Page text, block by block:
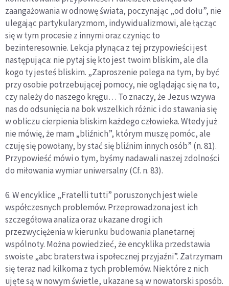
zaangażowania w odnowę świata, poczynając „od dołu”, nie
ulegając partykularyzmom, indywidualizmowi, ale łącząc
się w tym procesie z innymi oraz czyniąc to
bezinteresownie. Lekcja płynąca z tej przypowieści jest
następująca: nie pytaj się kto jest twoim bliskim, ale dla
kogo ty jesteś bliskim. „Zaproszenie polega na tym, by być
przy osobie potrzebującej pomocy, nie oglądając się na to,
czy należy do naszego kręgu… To znaczy, że Jezus wzywa
nas do odsunięcia na bok wszelkich różnic i do stawania się
w obliczu cierpienia bliskim każdego człowieka. Wtedy już
nie mówię, że mam „bliźnich”, którym muszę pomóc, ale
czuję się powołany, by stać się bliźnim innych osób” (n. 81).
Przypowieść mówi o tym, byśmy nadawali naszej zdolności
do miłowania wymiar uniwersalny (Cf. n. 83).
6. W encyklice „Fratelli tutti” poruszonych jest wiele
współczesnych problemów. Przeprowadzona jest ich
szczegółowa analiza oraz ukazane drogi ich
przezwyciężenia w kierunku budowania planetarnej
wspólnoty. Można powiedzieć, że encyklika przedstawia
swoiste „abc braterstwa i społecznej przyjaźni”. Zatrzymam
się teraz nad kilkoma z tych problemów. Niektóre z nich
ujęte są w nowym świetle, ukazane są w nowatorski sposób.